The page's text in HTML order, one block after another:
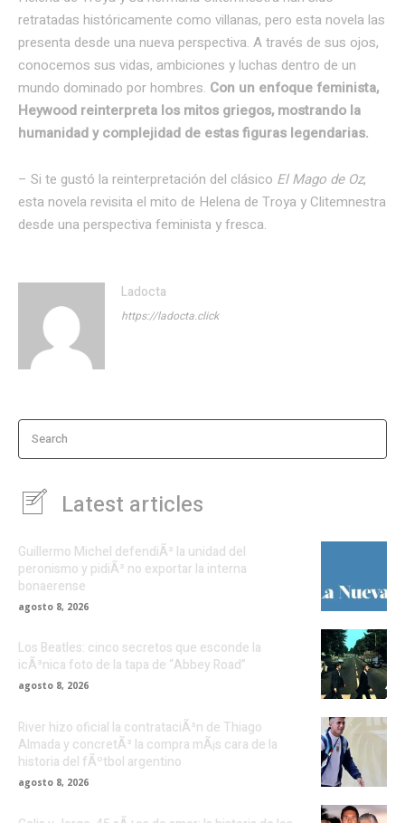
retratadas históricamente como villanas, pero esta novela las
presenta desde una nueva perspectiva. A través de sus ojos,
conocemos sus vidas, ambiciones y luchas dentro de un
mundo dominado por hombres. Con un enfoque feminista,
Heywood reinterpreta los mitos griegos, mostrando la
humanidad y complejidad de estas figuras legendarias.
– Si te gustó la reinterpretación del clásico El Mago de Oz,
esta novela revisita el mito de Helena de Troya y Clitemnestra
desde una perspectiva feminista y fresca.
Ladocta
https://ladocta.click
Search
Latest articles
Guillermo Michel defendiÃ³ la unidad del
peronismo y pidiÃ³ no exportar la interna
bonaerense
agosto 8, 2026
Los Beatles: cinco secretos que esconde la
icÃ³nica foto de la tapa de “Abbey Road”
agosto 8, 2026
River hizo oficial la contrataciÃ³n de Thiago
Almada y concretÃ³ la compra mÃ¡s cara de la
historia del fÃºtbol argentino
agosto 8, 2026